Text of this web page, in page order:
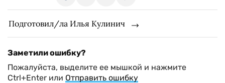
Подготовил/ла Илья Кулинич
Заметили ошибку?
Пожалуйста, выделите ее мышкой и нажмите
Ctrl+Enter или Отправить ошибку